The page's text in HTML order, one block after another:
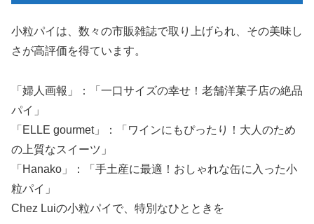
小粒パイは、数々の市販雑誌で取り上げられ、その美味し
さが高評価を得ています。
「婦人画報」：「一口サイズの幸せ！老舗洋菓子店の絶品
パイ」
「ELLE gourmet」：「ワインにもぴったり！大人のため
の上質なスイーツ」
「Hanako」：「手土産に最適！おしゃれな缶に入った小
粒パイ」
Chez Luiの小粒パイで、特別なひとときを